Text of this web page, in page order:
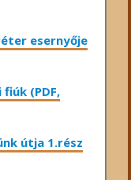
esernyője
(PDF,
útja 1.rész